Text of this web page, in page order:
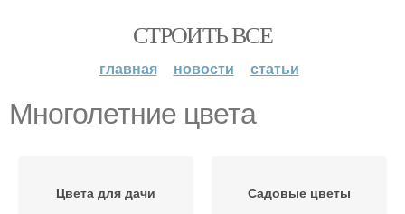
СТРОИТЬ ВСЕ
главная новости статьи
Многолетние цвета
Цвета для дачи Садовые цветы